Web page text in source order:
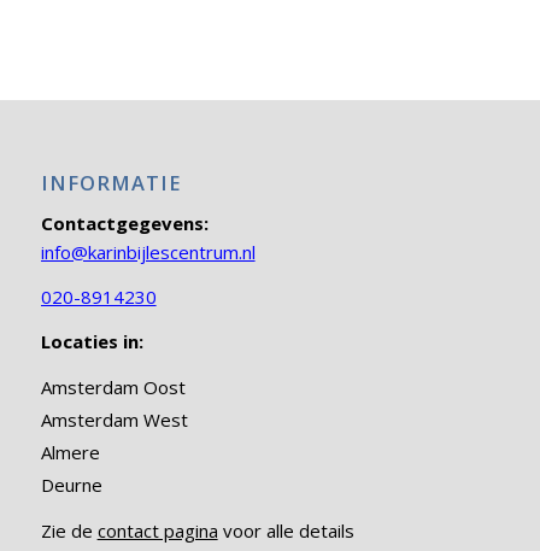
INFORMATIE
Contactgegevens:
info@karinbijlescentrum.nl
020-8914230
Locaties in:
Amsterdam Oost
Amsterdam West
Almere
Deurne
Zie de contact pagina voor alle details